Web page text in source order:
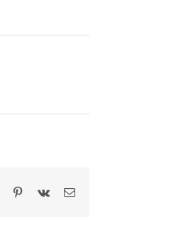
Tumblr Pinterest
Vk Email